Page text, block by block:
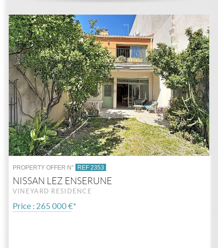
PROPERTY OFFER N° REF 2353
NISSAN LEZ ENSERUNE
VINEYARD RESIDENCE
Price : 265 000 €*